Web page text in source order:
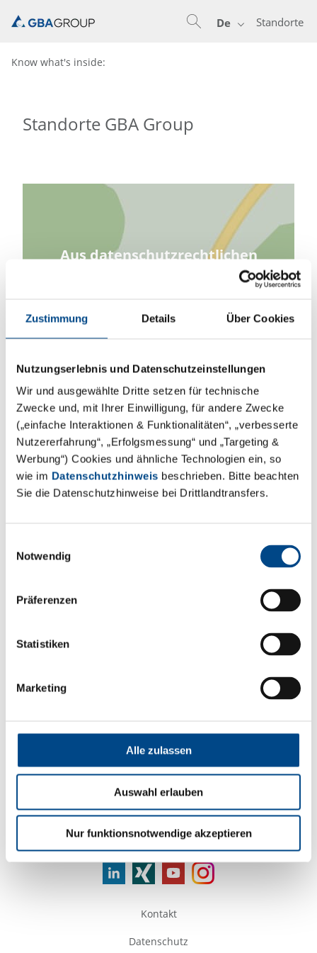
Zustimmung Details Über Cookies
Nutzungserlebnis und Datenschutzeinstellungen
Wir und ausgewählte Dritte setzen für technische
Zwecke und, mit Ihrer Einwilligung, für andere Zwecke
(„einfache Interaktionen & Funktionalitäten“, „verbesserte
Nutzererfahrung“, „Erfolgsmessung“ und „Targeting &
Werbung“) Cookies und ähnliche Technologien ein, so
wie im Datenschutzhinweis beschrieben. Bitte beachten
Sie die Datenschutzhinweise bei Drittlandtransfers.
Notwendig
Präferenzen
Statistiken
Marketing
Alle zulassen
Auswahl erlauben
Nur funktionsnotwendige akzeptieren
Standorte
De
Know what's inside:
Standorte GBA Group
Aus datenschutzrechtlichen
Gründen ist zum Laden der Karte
Karte laden
Filter
Ort / Plz
*zeigt die nächstgelegenen Labore
Services
Firmenname
Folgen Sie uns
Kontakt
Datenschutz